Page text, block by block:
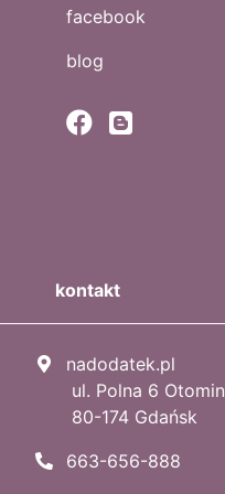
facebook
blog
kontakt
nadodatek.pl
ul. Polna 6 Otomin
80-174 Gdańsk
663-656-888